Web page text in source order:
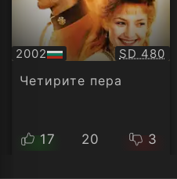
2002
БГ
аудио
Качество:
SD 480
Четирите пера
17 20 3